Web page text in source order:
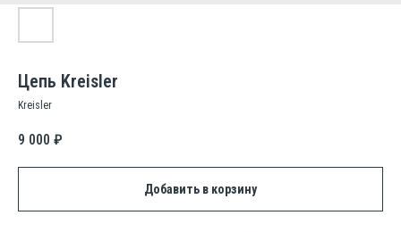
Цепь Kreisler
Kreisler
9 000 ₽
Добавить в корзину